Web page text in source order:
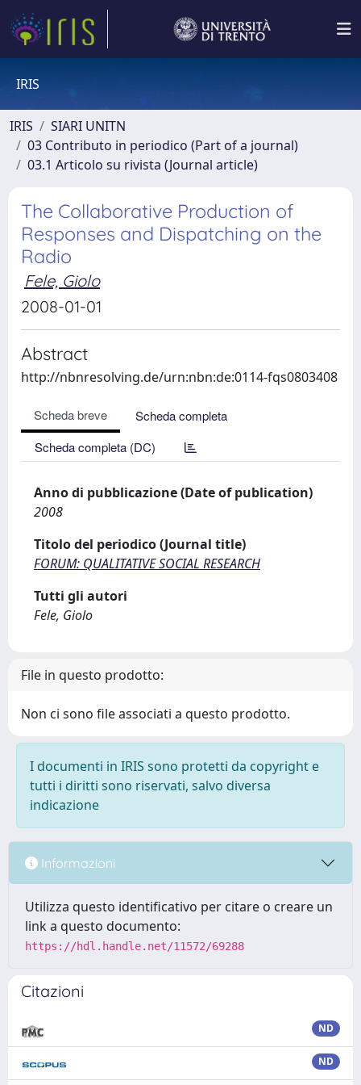
IRIS
IRIS
SIARI UNITN
03 Contributo in periodico (Part of a journal)
03.1 Articolo su rivista (Journal article)
The Collaborative Production of
Responses and Dispatching on the
Radio
Fele, Giolo
2008-01-01
Abstract
http://nbnresolving.de/urn:nbn:de:0114-fqs0803408
Scheda breve
Scheda completa
Scheda completa (DC)
Anno di pubblicazione (Date of publication)
2008
Titolo del periodico (Journal title)
FORUM: QUALITATIVE SOCIAL RESEARCH
Tutti gli autori
Fele, Giolo
File in questo prodotto:
Non ci sono file associati a questo prodotto.
I documenti in IRIS sono protetti da copyright e
tutti i diritti sono riservati, salvo diversa
indicazione
Informazioni
Utilizza questo identificativo per citare o creare un
link a questo documento:
https://hdl.handle.net/11572/69288
Citazioni
ND
ND